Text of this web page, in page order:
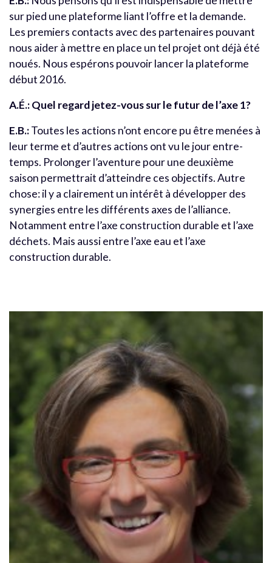
sur pied une plateforme liant l’offre et la demande.
Les premiers contacts avec des partenaires pouvant
nous aider à mettre en place un tel projet ont déjà été
noués. Nous espérons pouvoir lancer la plateforme
début 2016.
A.É.:Quel regard jetez-vous sur le futur de l’axe 1?
E.B.:Toutes les actions n’ont encore pu être menées à
leur terme et d’autres actions ont vu le jour entre-
temps. Prolonger l’aventure pour une deuxième
saison permettrait d’atteindre ces objectifs. Autre
chose: il y a clairement un intérêt à développer des
synergies entre les différents axes de l’alliance.
Notamment entre l’axe construction durable et l’axe
déchets. Mais aussi entre l’axe eau et l’axe
construction durable.